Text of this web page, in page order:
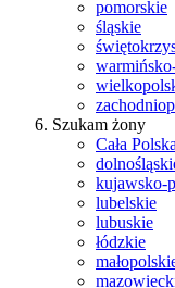
pomorskie
śląskie
Szukam żony
Cała Polska
kujawsko-
lubelskie
lubuskie
łódzkie